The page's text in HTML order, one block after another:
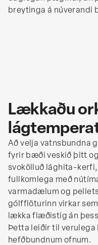
breytinga á núverandi
Lækkaðu
Að velja vatnsbundna
fyrir bæði veskið þitt
svokölluð lághita-
fullkomlega með
varmadælum og
gólfflöturinn virkar
lækka flæðistig án þess
Þetta leiðir til
hefðbundnum ofnum.